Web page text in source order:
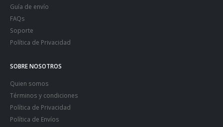
Guía de envío
FAQs
Soporte
Política de Privacidad
SOBRE NOSOTROS
Quien somos
Términos y condiciones
Política de Privacidad
Política de Envíos